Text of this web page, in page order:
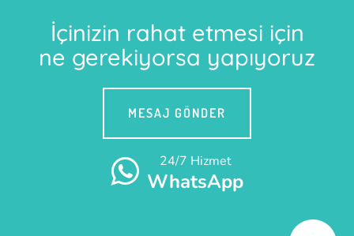
İçinizin rahat etmesi için
ne gerekiyorsa yapıyoruz
MESAJ GÖNDER
24/7 Hizmet
WhatsApp